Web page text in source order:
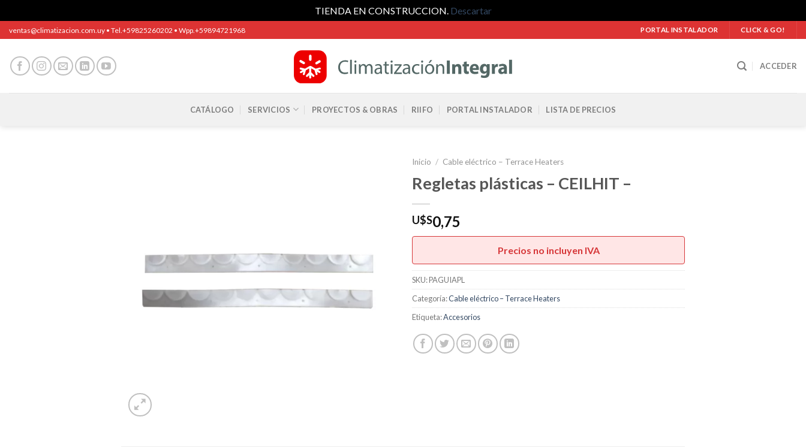
TIENDA EN CONSTRUCCION. Descartar
Saltar
al
contenido
ventas@climatizacion.com.uy • Tel.+59825260202 • Wpp.+59894721968 PORTAL INSTALADOR CLICK & GO!
ACCEDER
CATÁLOGO SERVICIOS PROYECTOS & OBRAS RIIFO PORTAL INSTALADOR LISTA DE PRECIOS
Inicio / Cable eléctrico – Terrace Heaters
Regletas plásticas – CEILHIT –
U$S0,75
Precios no incluyen IVA
SKU:PAGUIAPL
Categoría:Cable eléctrico – Terrace Heaters
Etiqueta:Accesorios